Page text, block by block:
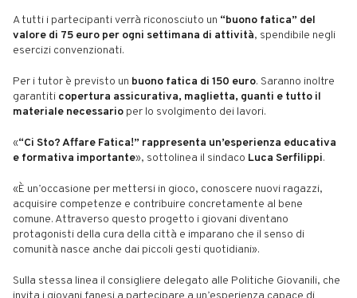
A tutti i partecipanti verrà riconosciuto un “buono fatica” del
valore di 75 euro per ogni settimana di attività, spendibile negli
esercizi convenzionati.
Per i tutor è previsto un buono fatica di 150 euro. Saranno inoltre
garantiti copertura assicurativa, maglietta, guanti e tutto il
materiale necessario per lo svolgimento dei lavori.
«“Ci Sto? Affare Fatica!” rappresenta un’esperienza educativa
e formativa importante», sottolinea il sindaco Luca Serfilippi.
«È un’occasione per mettersi in gioco, conoscere nuovi ragazzi,
acquisire competenze e contribuire concretamente al bene
comune. Attraverso questo progetto i giovani diventano
protagonisti della cura della città e imparano che il senso di
comunità nasce anche dai piccoli gesti quotidiani».
Sulla stessa linea il consigliere delegato alle Politiche Giovanili, che